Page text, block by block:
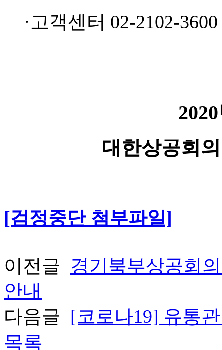
·고객센터 02-2102-3600
대한상공회
[검정중단 첨부파일]
이전글 경기북부상공회
안내
다음글 [코로나19] 유통
목록